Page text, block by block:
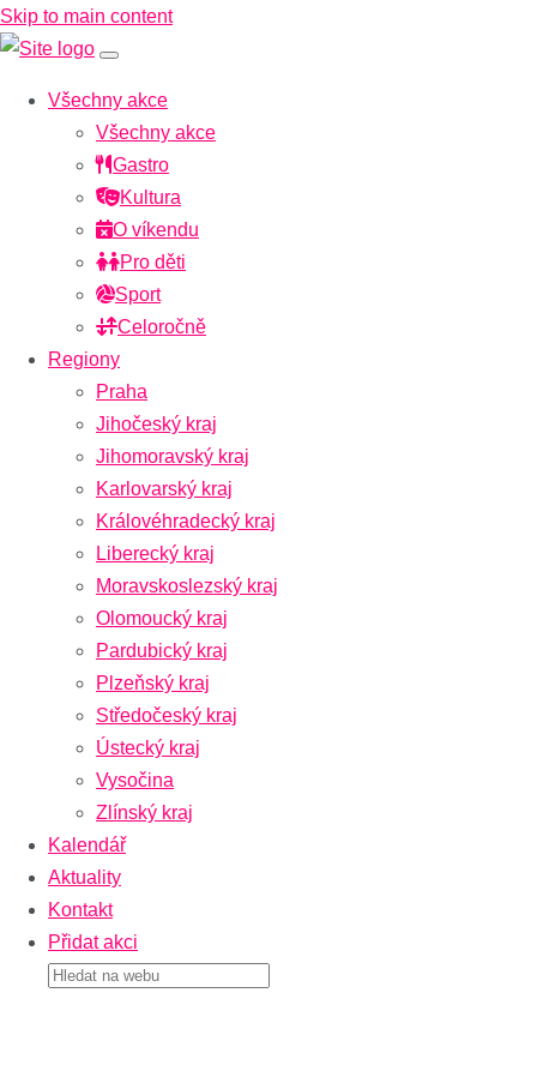
Skip to main content
Všechny akce
Všechny akce
Gastro
Kultura
O víkendu
Pro děti
Sport
Celoročně
Regiony
Praha
Jihočeský kraj
Jihomoravský kraj
Karlovarský kraj
Královéhradecký kraj
Liberecký kraj
Moravskoslezský kraj
Olomoucký kraj
Pardubický kraj
Plzeňský kraj
Středočeský kraj
Ústecký kraj
Vysočina
Zlínský kraj
Kalendář
Aktuality
Kontakt
Přidat akci